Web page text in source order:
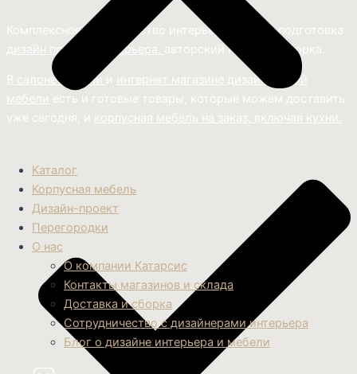
Каталог
Корпусная мебель
Дизайн-проект
Перегородки
О нас
О компании Катарсис
Контакты магазинов и склада
Доставка и сборка
Сотрудничество с дизайнерами интерьера
Блог о дизайне интерьера и мебели
Комплексное обустройство интерьера: замер, подготовка
дизайн проекта интерьера, авторский надзор и сборка.
В салоне мебели и интернет магазине дизайнерской
мебели есть и готовые товары, которые можем доставить
уже сегодня, и корпусная мебель на заказ, включая кухни.